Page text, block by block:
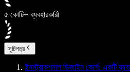
৫ কোটি+ ব্যবহারকারী
সূচিপত্র
ইনস্ট্রাকশনাল ডিজাইন কোর্স: একটি